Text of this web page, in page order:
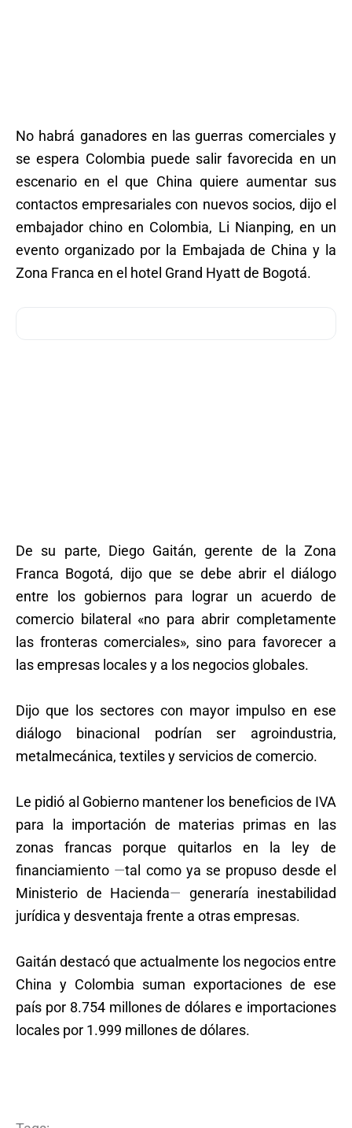
No habrá ganadores en las guerras comerciales y
se espera Colombia puede salir favorecida en un
escenario en el que China quiere aumentar sus
contactos empresariales con nuevos socios, dijo el
embajador chino en Colombia, Li Nianping, en un
evento organizado por la Embajada de China y la
Zona Franca en el hotel Grand Hyatt de Bogotá.
De su parte, Diego Gaitán, gerente de la Zona
Franca Bogotá, dijo que se debe abrir el diálogo
entre los gobiernos para lograr un acuerdo de
comercio bilateral «no para abrir completamente
las fronteras comerciales», sino para favorecer a
las empresas locales y a los negocios globales.
Dijo que los sectores con mayor impulso en ese
diálogo binacional podrían ser agroindustria,
metalmecánica, textiles y servicios de comercio.
Le pidió al Gobierno mantener los beneficios de IVA
para la importación de materias primas en las
zonas francas porque quitarlos en la ley de
financiamiento —tal como ya se propuso desde el
Ministerio de Hacienda— generaría inestabilidad
jurídica y desventaja frente a otras empresas.
Gaitán destacó que actualmente los negocios entre
China y Colombia suman exportaciones de ese
país por 8.754 millones de dólares e importaciones
locales por 1.999 millones de dólares.